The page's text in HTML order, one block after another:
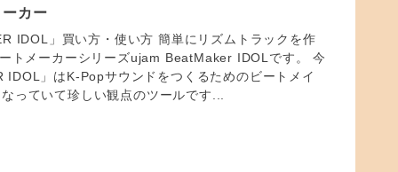
カー
IDOL」買い方・使い方 簡単にリズムトラックを作
トメーカーシリーズujam BeatMaker IDOLです。 今
IDOL」はK-Popサウンドをつくるためのビートメイ
っていて珍しい観点のツールです...